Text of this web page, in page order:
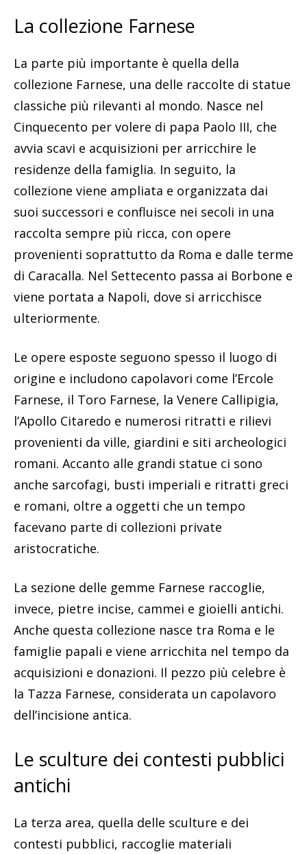
La collezione Farnese
La parte più importante è quella della
collezione Farnese, una delle raccolte di statue
classiche più rilevanti al mondo. Nasce nel
Cinquecento per volere di papa Paolo III, che
avvia scavi e acquisizioni per arricchire le
residenze della famiglia. In seguito, la
collezione viene ampliata e organizzata dai
suoi successori e confluisce nei secoli in una
raccolta sempre più ricca, con opere
provenienti soprattutto da Roma e dalle terme
di Caracalla. Nel Settecento passa ai Borbone e
viene portata a Napoli, dove si arricchisce
ulteriormente.
Le opere esposte seguono spesso il luogo di
origine e includono capolavori come l’Ercole
Farnese, il Toro Farnese, la Venere Callipigia,
l’Apollo Citaredo e numerosi ritratti e rilievi
provenienti da ville, giardini e siti archeologici
romani. Accanto alle grandi statue ci sono
anche sarcofagi, busti imperiali e ritratti greci
e romani, oltre a oggetti che un tempo
facevano parte di collezioni private
aristocratiche.
La sezione delle gemme Farnese raccoglie,
invece, pietre incise, cammei e gioielli antichi.
Anche questa collezione nasce tra Roma e le
famiglie papali e viene arricchita nel tempo da
acquisizioni e donazioni. Il pezzo più celebre è
la Tazza Farnese, considerata un capolavoro
dell’incisione antica.
Le sculture dei contesti pubblici
antichi
La terza area, quella delle sculture e dei
contesti pubblici, raccoglie materiali